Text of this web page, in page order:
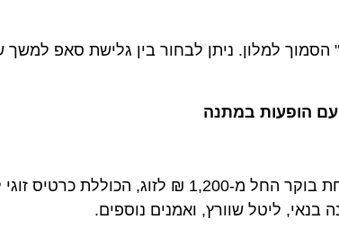
למלון. ניתן לבחור בין גלישת סאפ למשך
במתנה
בימי חמישי ושישי מציע המלון לינה וארוחת בוקר החל מ-1,200 ₪